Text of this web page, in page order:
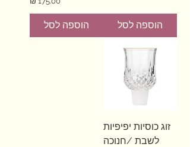
הוספה לסל הוספה לסל
זוג כוסיות יפיפיות
לשבת /חנוכה